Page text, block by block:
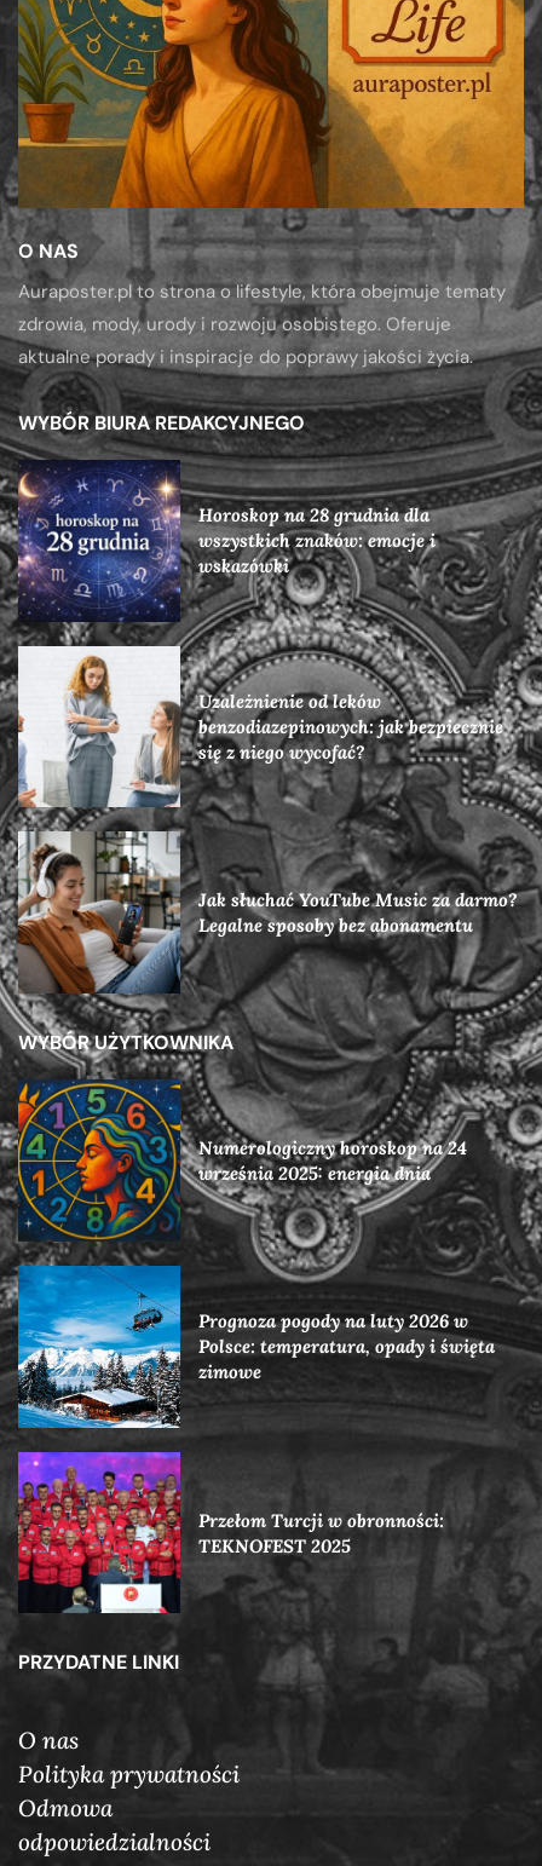
O NAS
Auraposter.pl to strona o lifestyle, która obejmuje tematy
zdrowia, mody, urody i rozwoju osobistego. Oferuje
aktualne porady i inspiracje do poprawy jakości życia.
WYBÓR BIURA REDAKCYJNEGO
Horoskop na 28 grudnia dla
wszystkich znaków: emocje i
wskazówki
Uzależnienie od leków
benzodiazepinowych: jak bezpiecznie
się z niego wycofać?
Jak słuchać YouTube Music za darmo?
Legalne sposoby bez abonamentu
WYBÓR UŻYTKOWNIKA
Numerologiczny horoskop na 24
września 2025: energia dnia
Prognoza pogody na luty 2026 w
Polsce: temperatura, opady i święta
zimowe
Przełom Turcji w obronności:
TEKNOFEST 2025
PRZYDATNE LINKI
O nas
Polityka prywatności
Odmowa
odpowiedzialności